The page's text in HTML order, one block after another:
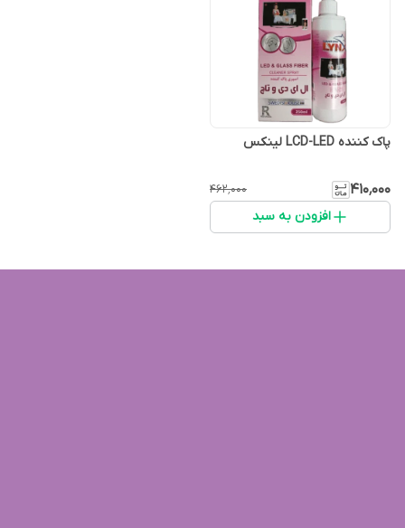
پاک کننده LCD-LED لینکس
۴۱۰٬۰۰۰ ۴۶۲٬۰۰۰
افزودن به سبد